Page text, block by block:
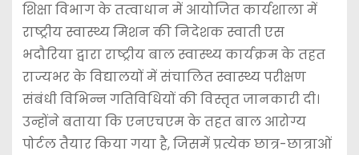
शिक्षा विभाग के तत्वाधान में आयोजित कार्यशाला में
राष्ट्रीय स्वास्थ्य मिशन की निदेशक स्वाती एस
भदौरिया द्वारा राष्ट्रीय बाल स्वास्थ्य कार्यक्रम के तहत
राज्यभर के विद्यालयों में संचालित स्वास्थ्य परीक्षण
संबंधी विभिन्न गतिविधियों की विस्तृत जानकारी दी।
उन्होंने बताया कि एनएचएम के तहत बाल आरोग्य
पोर्टल तैयार किया गया है, जिसमें प्रत्येक छात्र-छात्राओं